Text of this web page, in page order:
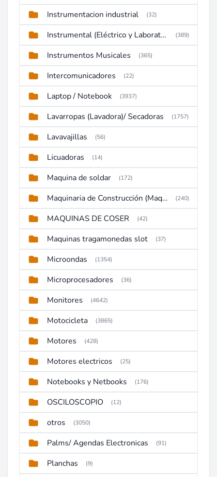
Instrumentacion industrial (32)
Instrumental (Eléctrico y Laboratorio) (389)
Instrumentos Musicales (365)
Intercomunicadores (22)
Laptop / Notebook (3937)
Lavarropas (Lavadora)/ Secadoras (1757)
Lavavajillas (56)
Licuadoras (14)
Maquina de soldar (172)
Maquinaria de Construcción (Maquinaria Pesada) (240)
MAQUINAS DE COSER (42)
Maquinas tragamonedas slot (37)
Microondas (1354)
Microprocesadores (36)
Monitores (4642)
Motocicleta (3865)
Motores (428)
Motores electricos (25)
Notebooks y Netbooks (176)
OSCILOSCOPIO (12)
otros (3050)
Palms/ Agendas Electronicas (91)
Planchas (9)